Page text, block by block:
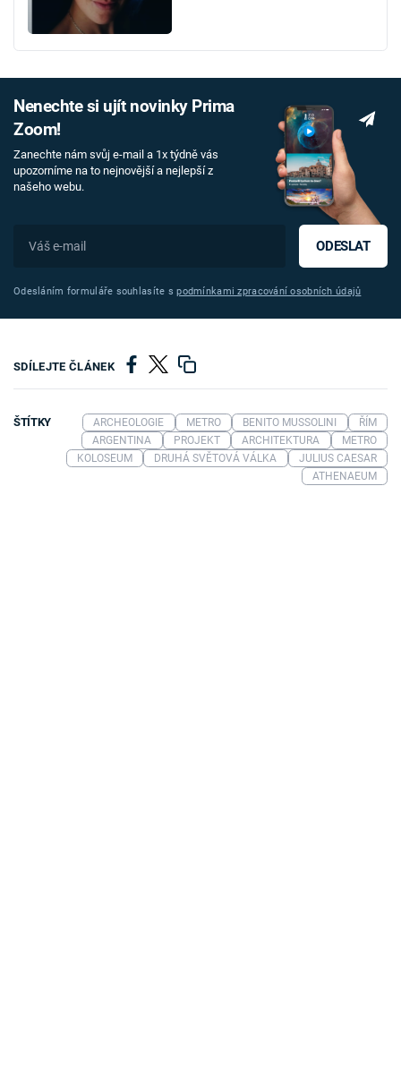
Nenechte si ujít novinky Prima
Zoom!
Zanechte nám svůj e-mail a 1x týdně vás
upozorníme na to nejnovější a nejlepší z
našeho webu.
ODESLAT
Odesláním formuláře souhlasíte spodmínkami zpracování osobních údajů
SDÍLEJTE ČLÁNEK
ŠTÍTKY ARCHEOLOGIE METRO BENITO MUSSOLINI
ŘÍM
ARGENTINA
PROJEKT ARCHITEKTURA
METRO
KOLOSEUM
DRUHÁ SVĚTOVÁ VÁLKA
JULIUS CAESAR
ATHENAEUM